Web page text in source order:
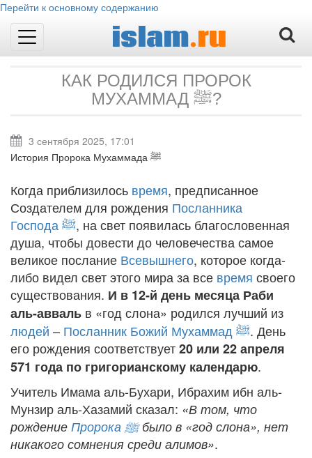
Перейти к основному содержанию
Toggle
islam.ru
КАК РОДИЛСЯ ПРОРОК
МУХАММАД ﷺ?
3 сентября 2025, 17:01
История Пророка Мухаммада ﷺ
Когда приблизилось время, предписанное
Создателем для рождения Посланника
Господа ﷺ, на свет появилась благословенная
душа, чтобы довести до человечества самое
великое послание Всевышнего, которое когда-
либо видел свет этого мира за все время своего
существования. И в 12-й день месяца Раби
аль-авваль в «год слона» родился лучший из
людей – Посланник Божий Мухаммад ﷺ. День
его рождения соответствует20 или 22 апреля
571 года по григорианскому календарю.
Учитель Имама аль-Бухари, Ибрахим ибн аль-
Мунзир аль-Хазамий сказал: «В том, что
рождение Пророка ﷺбыло в «год слона», нет
никакого сомнения среди алимов».